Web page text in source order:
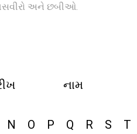
તસવીરો અને છબીઓ.
નામ
N O P Q R S T